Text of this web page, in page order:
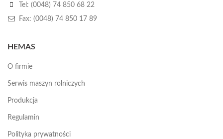
Tel: (0048) 74 850 68 22
Fax: (0048) 74 850 17 89
HEMAS
O firmie
Serwis maszyn rolniczych
Produkcja
Regulamin
Polityka prywatności